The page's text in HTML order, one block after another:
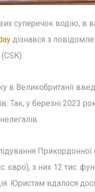
суперечок водію, в
дізнався з
в Великобританії
Так, у березні 2023
євро), з них 12 тис.
Юристам вдалося